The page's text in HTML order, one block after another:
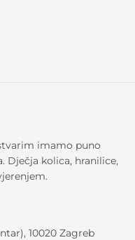
imamo puno
Dječja kolica, hranilice,
10020 Zagreb